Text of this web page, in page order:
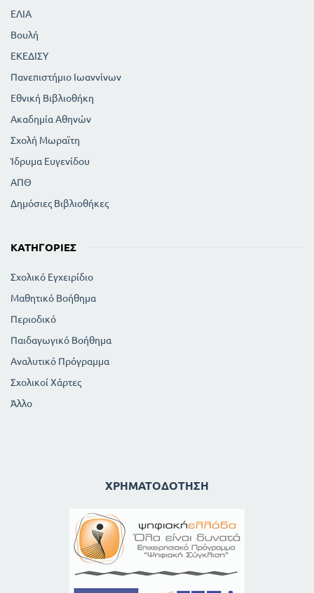
ΕΛΙΑ
Βουλή
ΕΚΕΔΙΣΥ
Πανεπιστήμιο Ιωαννίνων
Εθνική Βιβλιοθήκη
Ακαδημία Αθηνών
Σχολή Μωραϊτη
Ίδρυμα Ευγενίδου
ΑΠΘ
Δημόσιες Βιβλιοθήκες
ΚΑΤΗΓΟΡΊΕΣ
Σχολικό Εγχειρίδιο
Μαθητικό Βοήθημα
Περιοδικό
Παιδαγωγικό Βοήθημα
Αναλυτικό Πρόγραμμα
Σχολικοί Χάρτες
Άλλο
ΧΡΗΜΑΤΟΔΌΤΗΣΗ